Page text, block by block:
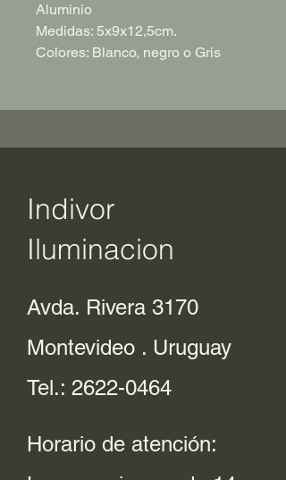
Aluminio
Medidas: 5x9x12,5cm.
Colores: Blanco, negro o Gris
Indivor
Iluminacion
Avda. Rivera 3170
Montevideo . Uruguay
Tel.: 2622-0464
Horario de atención: